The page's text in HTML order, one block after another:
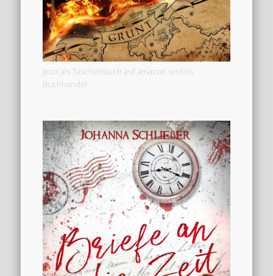
Jetzt als Taschenbuch auf amazon und im
Buchhandel